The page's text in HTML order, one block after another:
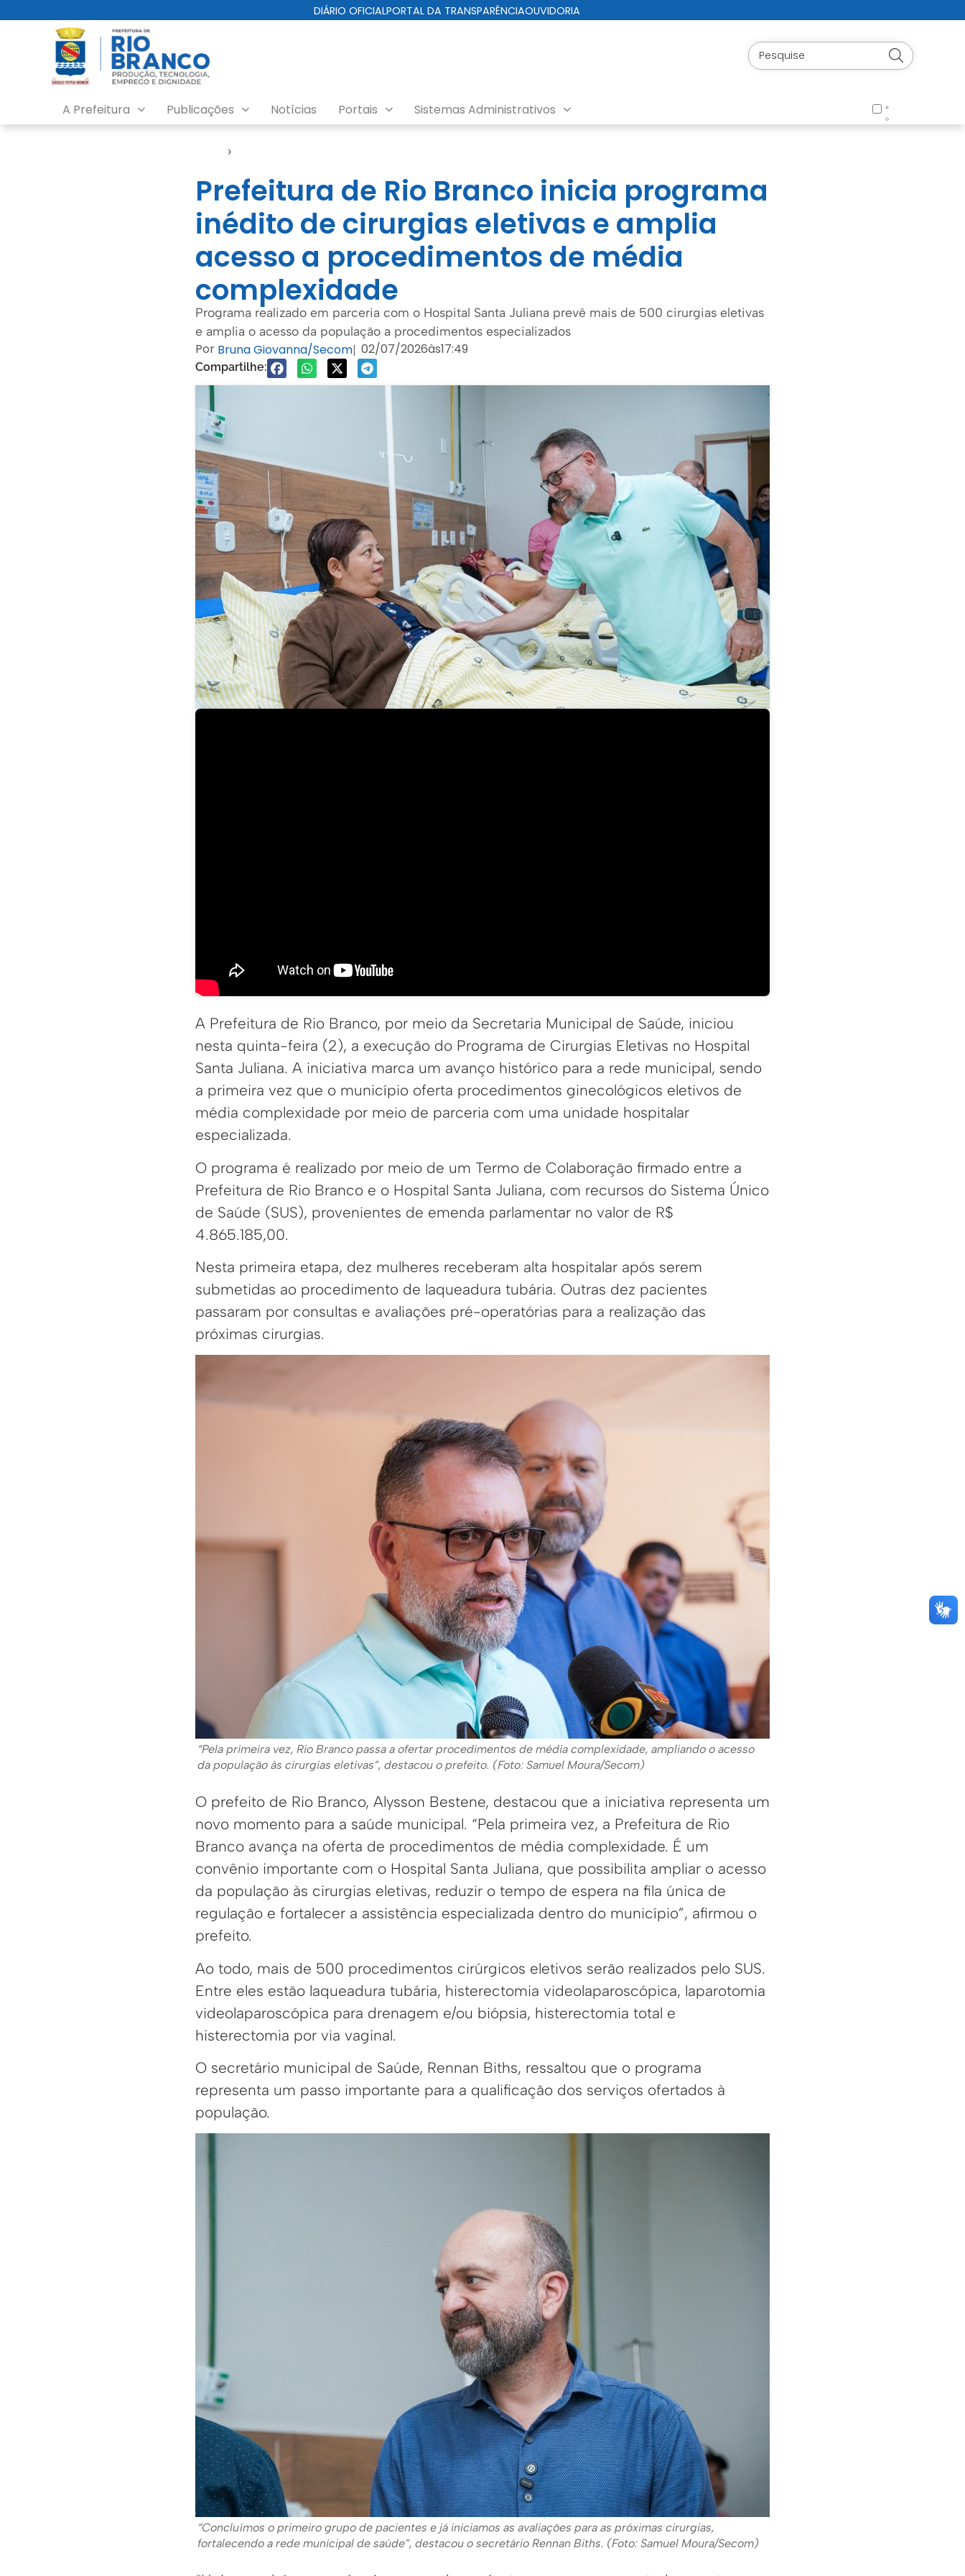
DIÁRIO OFICIALPORTAL DA TRANSPARÊNCIAOUVIDORIA
A Prefeitura Publicações Notícias Portais Sistemas Administrativos
›
Prefeitura de Rio Branco inicia programa
inédito de cirurgias eletivas e amplia
acesso a procedimentos de média
complexidade
Programa realizado em parceria com o Hospital Santa Juliana prevê mais de 500 cirurgias eletivas
e amplia o acesso da população a procedimentos especializados
Por Bruna Giovanna/Secom| 02/07/2026às17:49
Compartilhe:
A Prefeitura de Rio Branco, por meio da Secretaria Municipal de Saúde, iniciou
nesta quinta-feira (2), a execução do Programa de Cirurgias Eletivas no Hospital
Santa Juliana. A iniciativa marca um avanço histórico para a rede municipal, sendo
a primeira vez que o município oferta procedimentos ginecológicos eletivos de
média complexidade por meio de parceria com uma unidade hospitalar
especializada.
O programa é realizado por meio de um Termo de Colaboração firmado entre a
Prefeitura de Rio Branco e o Hospital Santa Juliana, com recursos do Sistema Único
de Saúde (SUS), provenientes de emenda parlamentar no valor de R$
4.865.185,00.
Nesta primeira etapa, dez mulheres receberam alta hospitalar após serem
submetidas ao procedimento de laqueadura tubária. Outras dez pacientes
passaram por consultas e avaliações pré-operatórias para a realização das
próximas cirurgias.
“Pela primeira vez, Rio Branco passa a ofertar procedimentos de média complexidade, ampliando o acesso
da população às cirurgias eletivas”, destacou o prefeito. (Foto: Samuel Moura/Secom)
O prefeito de Rio Branco, Alysson Bestene, destacou que a iniciativa representa um
novo momento para a saúde municipal. “Pela primeira vez, a Prefeitura de Rio
Branco avança na oferta de procedimentos de média complexidade. É um
convênio importante com o Hospital Santa Juliana, que possibilita ampliar o acesso
da população às cirurgias eletivas, reduzir o tempo de espera na fila única de
regulação e fortalecer a assistência especializada dentro do município”, afirmou o
prefeito.
Ao todo, mais de 500 procedimentos cirúrgicos eletivos serão realizados pelo SUS.
Entre eles estão laqueadura tubária, histerectomia videolaparoscópica, laparotomia
videolaparoscópica para drenagem e/ou biópsia, histerectomia total e
histerectomia por via vaginal.
O secretário municipal de Saúde, Rennan Biths, ressaltou que o programa
representa um passo importante para a qualificação dos serviços ofertados à
população.
“Concluímos o primeiro grupo de pacientes e já iniciamos as avaliações para as próximas cirurgias,
fortalecendo a rede municipal de saúde”, destacou o secretário Rennan Biths. (Foto: Samuel Moura/Secom)